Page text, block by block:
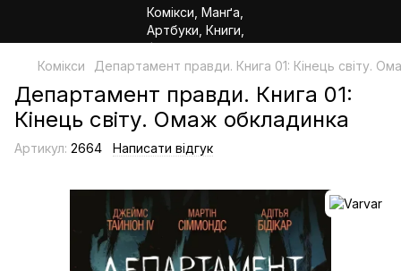
Комікси Департамент правди. Книга 01: Кінець світу.
Департамент правди. Книга 01:
Кінець світу. Омаж обкладинка
Артикул: 2664 Написати відгук